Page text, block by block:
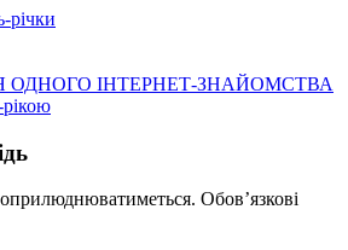
ОДНОГО ІНТЕРНЕТ-ЗНАЙОМСТВА
Обов’язкові